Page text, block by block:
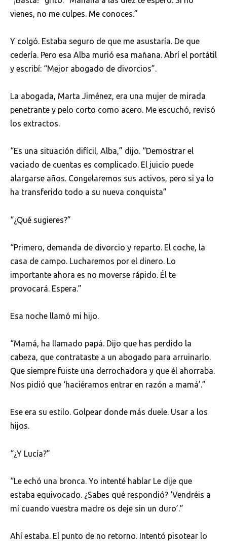
vienes, no me culpes. Me conoces.”
Y colgó. Estaba seguro de que me asustaría. De que
cedería. Pero esa Alba murió esa mañana. Abrí el portátil
y escribí: “Mejor abogado de divorcios”.
La abogada, Marta Jiménez, era una mujer de mirada
penetrante y pelo corto como acero. Me escuchó, revisó
los extractos.
“Es una situación difícil, Alba,” dijo. “Demostrar el
vaciado de cuentas es complicado. El juicio puede
alargarse años. Congelaremos sus activos, pero si ya lo
ha transferido todo a su nueva conquista”
“¿Qué sugieres?”
“Primero, demanda de divorcio y reparto. El coche, la
casa de campo. Lucharemos por el dinero. Lo
importante ahora es no moverse rápido. Él te
provocará. Espera.”
Esa noche llamó mi hijo.
“Mamá, ha llamado papá. Dijo que has perdido la
cabeza, que contrataste a un abogado para arruinarlo.
Que siempre fuiste una derrochadora y que él ahorraba.
Nos pidió que ‘haciéramos entrar en razón a mamá’.”
Ese era su estilo. Golpear donde más duele. Usar a los
hijos.
“¿Y Lucía?”
“Le echó una bronca. Yo intenté hablar Le dije que
estaba equivocado. ¿Sabes qué respondió? ‘Vendréis a
mí cuando vuestra madre os deje sin un duro’.”
Ahí estaba. El punto de no retorno. Intentó pisotear lo